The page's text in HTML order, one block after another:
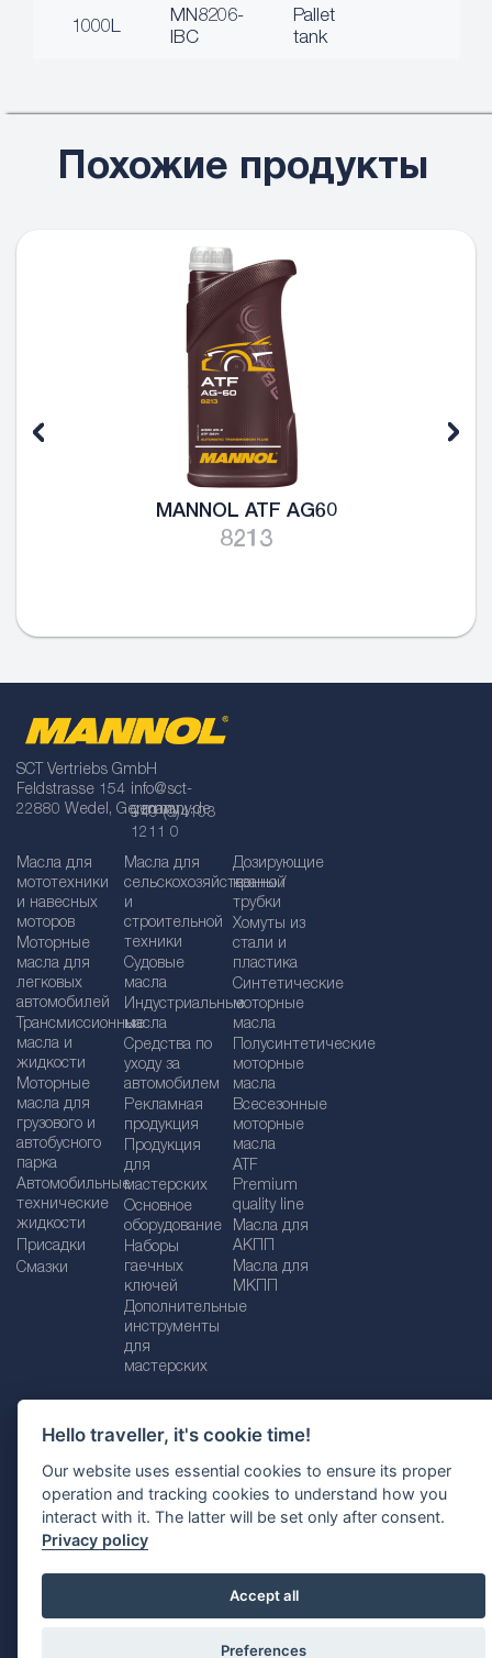
Hello traveller, it's cookie time!
Our website uses essential cookies to ensure its proper
operation and tracking cookies to understand how you
interact with it. The latter will be set only after consent.
Privacy policy
Accept all
Preferences
1000L
MN8206-
IBC
Pallet
tank
Похожие продукты
MANNOL ATF AG60
8213
SCT Vertriebs GmbH
Feldstrasse 154
22880 Wedel, Germany
info@sct-
germany.de
+49 (0)4103
1211 0
Масла для
мототехники
и навесных
моторов
Моторные
масла для
легковых
автомобилей
Трансмиссионные
масла и
жидкости
Моторные
масла для
грузового и
автобусного
парка
Автомобильные
технические
жидкости
Присадки
Смазки
Масла для
сельскохозяйственной
и
строительной
техники
Судовые
масла
Индустриальные
масла
Средства по
уходу за
автомобилем
Рекламная
продукция
Продукция
для
мастерских
Основное
оборудование
Наборы
гаечных
ключей
Дополнительные
инструменты
для
мастерских
Дозирующие
краны /
трубки
Хомуты из
стали и
пластика
Синтетические
моторные
масла
Полусинтетические
моторные
масла
Bсесезонные
моторные
масла
ATF
Premium
quality line
Масла для
АКПП
Масла для
МКПП
Политика конфиденциальности
Политика файлов Cookie Выбор страны